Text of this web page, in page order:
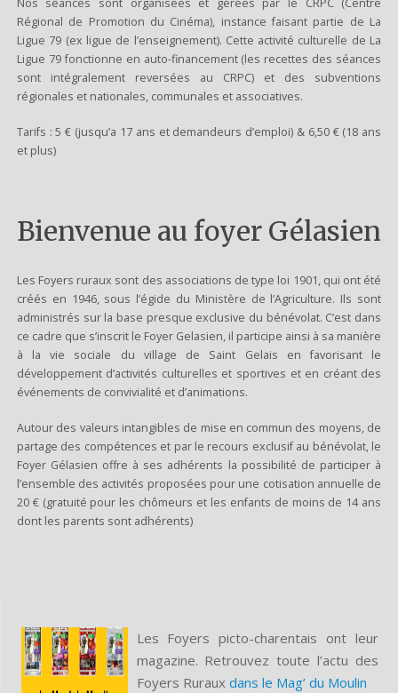
Nos séances sont organisées et gérées par le CRPC (Centre
Régional de Promotion du Cinéma), instance faisant partie de La
Ligue 79 (ex ligue de l’enseignement). Cette activité culturelle de La
Ligue 79 fonctionne en auto-financement (les recettes des séances
sont intégralement reversées au CRPC) et des subventions
régionales et nationales, communales et associatives.
Tarifs : 5 € (jusqu’a 17 ans et demandeurs d’emploi) & 6,50 € (18 ans
et plus)
Bienvenue au foyer Gélasien
Les Foyers ruraux sont des associations de type loi 1901, qui ont été
créés en 1946, sous l’égide du Ministère de l’Agriculture. Ils sont
administrés sur la base presque exclusive du bénévolat. C’est dans
ce cadre que s’inscrit le Foyer Gelasien, il participe ainsi à sa manière
à la vie sociale du village de Saint Gelais en favorisant le
développement d’activités culturelles et sportives et en créant des
événements de convivialité et d’animations.
Autour des valeurs intangibles de mise en commun des moyens, de
partage des compétences et par le recours exclusif au bénévolat, le
Foyer Gélasien offre à ses adhérents la possibilité de participer à
l’ensemble des activités proposées pour une cotisation annuelle de
20 € (gratuité pour les chômeurs et les enfants de moins de 14 ans
dont les parents sont adhérents)
Les Foyers picto-charentais ont leur
magazine. Retrouvez toute l’actu des
Foyers Ruraux dans le Mag’ du Moulin